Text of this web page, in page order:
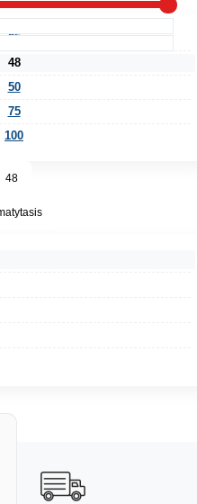
25
48
50
75
100
48